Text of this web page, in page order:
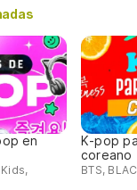
en
Kids,
K-pop
coreano
BTS,